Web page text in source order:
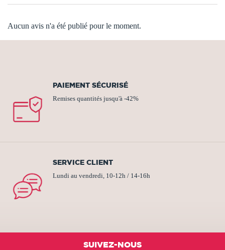
Aucun avis n'a été publié pour le moment.
PAIEMENT SÉCURISÉ
Remises quantités jusqu'à -42%
SERVICE CLIENT
Lundi au vendredi, 10-12h / 14-16h
SUIVEZ-NOUS